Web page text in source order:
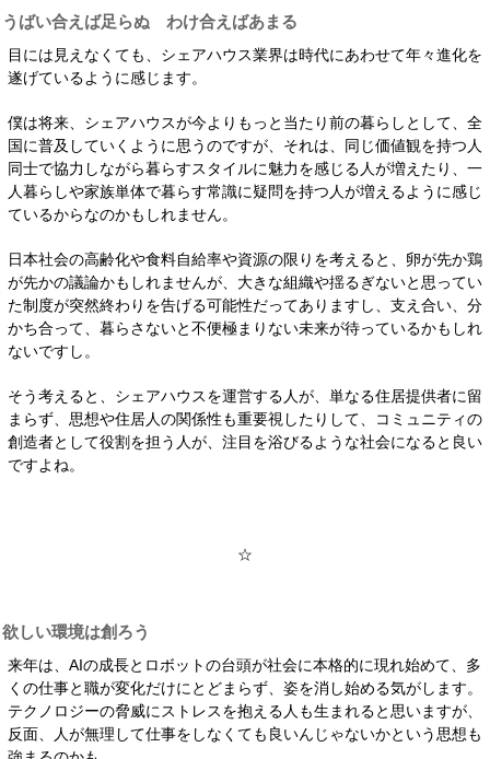
うばい合えば足らぬ わけ合えばあまる
目には見えなくても、シェアハウス業界は時代にあわせて年々進化を
遂げているように感じます。
僕は将来、シェアハウスが今よりもっと当たり前の暮らしとして、全
国に普及していくように思うのですが、それは、同じ価値観を持つ人
同士で協力しながら暮らすスタイルに魅力を感じる人が増えたり、一
人暮らしや家族単体で暮らす常識に疑問を持つ人が増えるように感じ
ているからなのかもしれません。
日本社会の高齢化や食料自給率や資源の限りを考えると、卵が先か鶏
が先かの議論かもしれませんが、大きな組織や揺るぎないと思ってい
た制度が突然終わりを告げる可能性だってありますし、支え合い、分
かち合って、暮らさないと不便極まりない未来が待っているかもしれ
ないですし。
そう考えると、シェアハウスを運営する人が、単なる住居提供者に留
まらず、思想や住居人の関係性も重要視したりして、コミュニティの
創造者として役割を担う人が、注目を浴びるような社会になると良い
ですよね。
☆
欲しい環境は創ろう
来年は、AIの成長とロボットの台頭が社会に本格的に現れ始めて、多
くの仕事と職が変化だけにとどまらず、姿を消し始める気がします。
テクノロジーの脅威にストレスを抱える人も生まれると思いますが、
反面、人が無理して仕事をしなくても良いんじゃないかという思想も